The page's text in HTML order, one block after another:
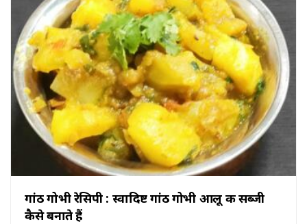
गांठ गोभी रेसिपी : स्वादिष्ट गांठ गोभी आलू की सब्जी
कैसे बनाते हैं